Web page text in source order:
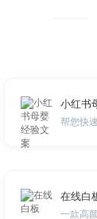
小红书
帮您快
在线白
一款高